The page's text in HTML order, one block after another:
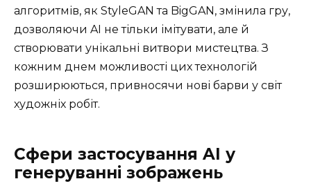
алгоритмів, як StyleGAN та BigGAN, змінила гру,
дозволяючи AI не тільки імітувати, але й
створювати унікальні витвори мистецтва. З
кожним днем можливості цих технологій
розширюються, привносячи нові барви у світ
художніх робіт.
Сфери застосування AI у
генеруванні зображень